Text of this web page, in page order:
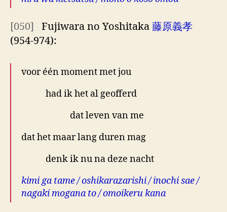
[050] Fujiwara no Yoshitaka 藤原義孝
(954-974):
voor één moment met jou
had ik het al geofferd
dat leven van me
dat het maar lang duren mag
denk ik nu na deze nacht
kimi ga tame / oshikarazarishi / inochi sae /
nagaki mogana to / omoikeru kana